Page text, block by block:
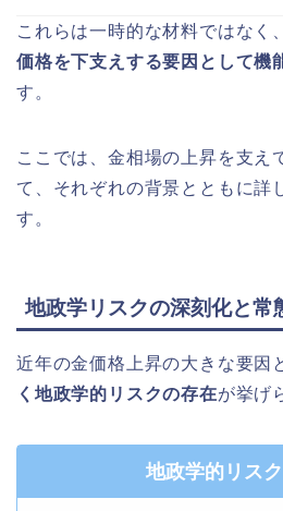
これらは一時的な材料ではなく、
価格を下支えする要因として機
す。
ここでは、金相場の上昇を支え
て、それぞれの背景とともに詳
す。
地政学リスクの深刻化と常
近年の金価格上昇の大きな要因
く地政学的リスクの存在が挙げ
地政学的リス